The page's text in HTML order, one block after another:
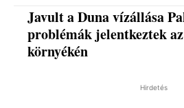
Javult a Duna vízállása
problémák jelentkeztek
környékén
Hirdetés